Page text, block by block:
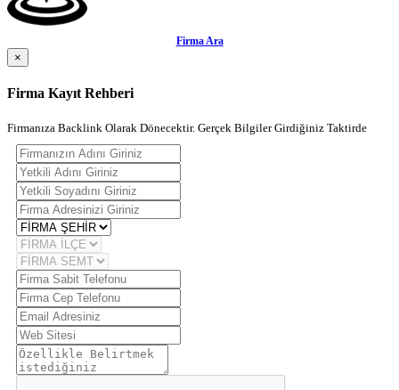
Firma Ara
×
Firma Kayıt Rehberi
Firmanıza Backlink Olarak Dönecektir. Gerçek Bilgiler Girdiğiniz Taktirde